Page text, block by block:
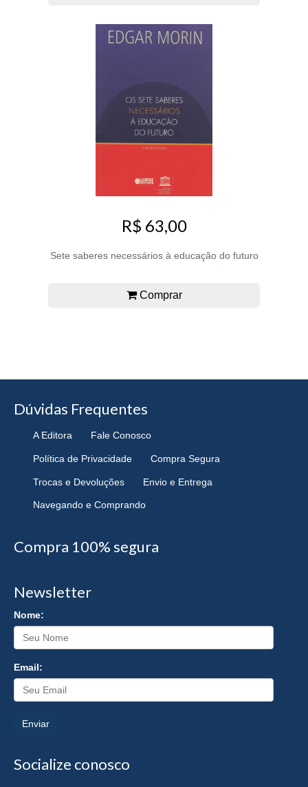
R$ 63,00
Sete saberes necessários à educação do futuro
Comprar
Dúvidas Frequentes
A Editora Fale Conosco
Política de Privacidade Compra Segura
Trocas e Devoluções Envio e Entrega
Navegando e Comprando
Compra 100% segura
Newsletter
Nome:
Email:
Enviar
Socialize conosco